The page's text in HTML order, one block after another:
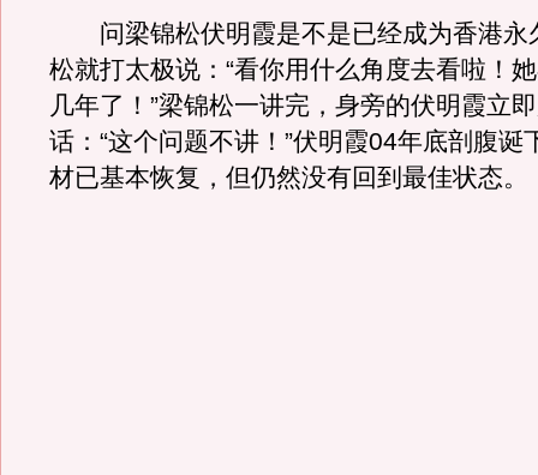
问梁锦松伏明霞是不是已经成为香港永
松就打太极说：“看你用什么角度去看啦！
几年了！”梁锦松一讲完，身旁的伏明霞立
话：“这个问题不讲！”伏明霞04年底剖腹诞
材已基本恢复，但仍然没有回到最佳状态。